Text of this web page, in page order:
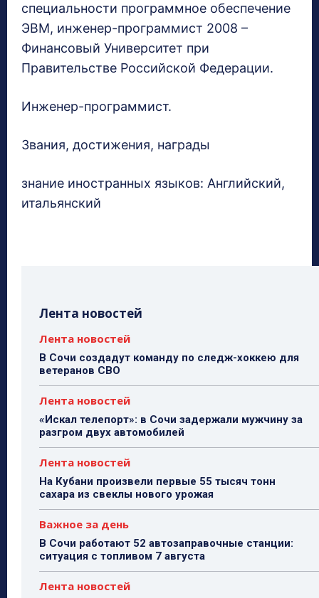
специальности программное обеспечение
ЭВМ, инженер-программист 2008 –
Финансовый Университет при
Правительстве Российской Федерации.
Инженер-программист.
Звания, достижения, награды
знание иностранных языков: Английский,
итальянский
Лента новостей
Лента новостей
В Сочи создадут команду по следж-хоккею для
ветеранов СВО
Лента новостей
«Искал телепорт»: в Сочи задержали мужчину за
разгром двух автомобилей
Лента новостей
На Кубани произвели первые 55 тысяч тонн
сахара из свеклы нового урожая
Важное за день
В Сочи работают 52 автозаправочные станции:
ситуация с топливом 7 августа
Лента новостей